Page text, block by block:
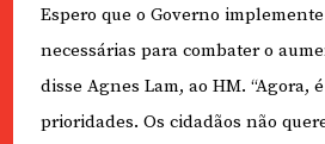
Espero que o Governo
necessárias para combater o
disse Agnes Lam, ao HM. “Agora,
prioridades. Os cidadãos não